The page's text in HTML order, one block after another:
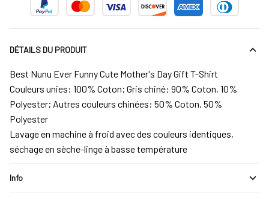
DÉTAILS DU PRODUIT
Best Nunu Ever Funny Cute Mother's Day Gift T-Shirt
Couleurs unies: 100% Coton; Gris chiné: 90% Coton, 10%
Polyester; Autres couleurs chinées: 50% Coton, 50%
Polyester
Lavage en machine à froid avec des couleurs identiques,
séchage en sèche-linge à basse température
Info